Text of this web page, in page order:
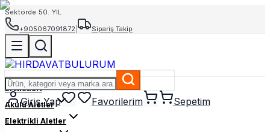
Sektörde 50. YIL
+905067091872
Sipariş Takip
Giriş Yap Favorilerim Sepetim
El Aletleri
Akülü Aletler
Elektrikli Aletler